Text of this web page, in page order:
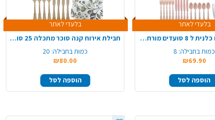
בלעדי לאתר
חבילת אירוח כלנית ל 8 סועדים מורחבת - קרם ורוד
כמות בחבילה: 8
₪69.90
הוספה לסל
בלעדי לאתר
חבילת אירוח קנה סוכר מתכלה 25 סועדים - עגול
כמות בחבילה: 20
₪80.00
הוספה לסל